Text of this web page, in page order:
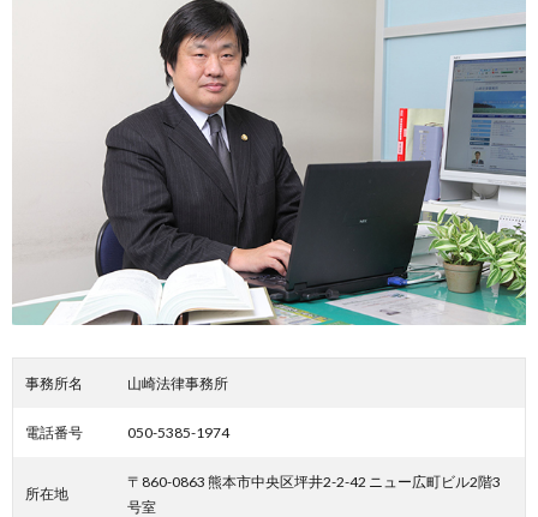
事務所名 山崎法律事務所
電話番号 050-5385-1974
所在地
〒860-0863 熊本市中央区坪井2-2-42 ニュー広町ビル2階3
号室